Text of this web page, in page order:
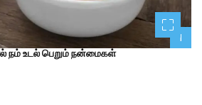
1
நம் உடல் பெறும் நன்மைகள்